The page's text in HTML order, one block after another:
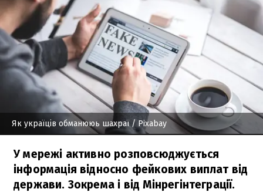
Як україців обманююь шахраї/ Pixabay
У мережі активно розповсюджується
інформація відносно фейкових виплат від
держави. Зокрема і від Мінрегінтеграції.